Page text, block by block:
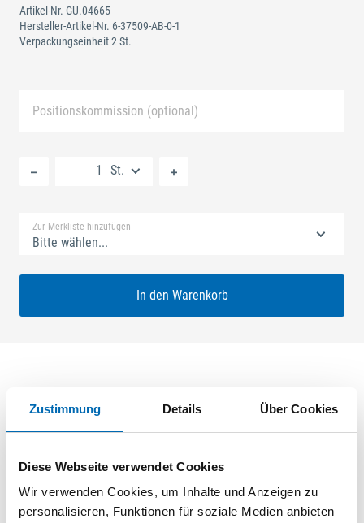
Zustimmung Details Über Cookies
Diese Webseite verwendet Cookies
Wir verwenden Cookies, um Inhalte und Anzeigen zu
personalisieren, Funktionen für soziale Medien anbieten
Artikel-Nr. GU.04665
Hersteller-Artikel-Nr. 6-37509-AB-0-1
Verpackungseinheit 2 St.
Positionskommission (optional)
St.
Zur Merkliste hinzufügen
Bitte wählen...
In den Warenkorb
Produktbeschreibung
GU-SECURY Automatic 45/92 sf2 Nuss: 8mm Kennkerbe:
580,0mm B1 760,0mm A-Öffner: optional ferGUard*silber